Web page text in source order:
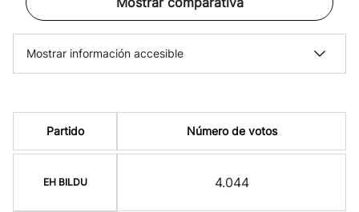
Mostrar información accesible
Partido
EH BILDU
Número de votos
4.044